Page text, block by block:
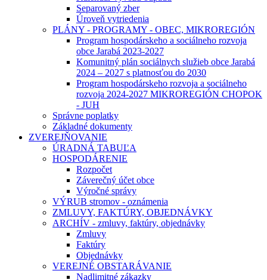
Separovaný zber
Úroveň vytriedenia
PLÁNY - PROGRAMY - OBEC, MIKROREGIÓN
Program hospodárskeho a sociálneho rozvoja
obce Jarabá 2023-2027
Komunitný plán sociálnych služieb obce Jarabá
2024 – 2027 s platnosťou do 2030
Program hospodárskeho rozvoja a sociálneho
rozvoja 2024-2027 MIKROREGIÓN CHOPOK
- JUH
Správne poplatky
Základné dokumenty
ZVEREJŇOVANIE
ÚRADNÁ TABUĽA
HOSPODÁRENIE
Rozpočet
Záverečný účet obce
Výročné správy
VÝRUB stromov - oznámenia
ZMLUVY, FAKTÚRY, OBJEDNÁVKY
ARCHÍV - zmluvy, faktúry, objednávky
Zmluvy
Faktúry
Objednávky
VEREJNÉ OBSTARÁVANIE
Nadlimitné zákazky